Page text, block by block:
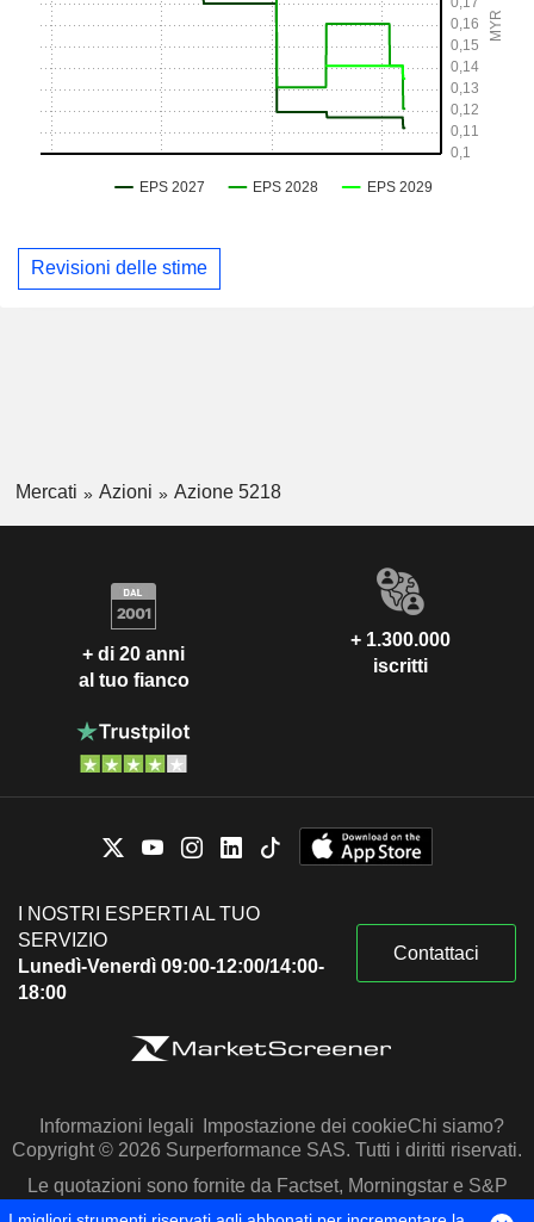
Revisioni delle stime
Mercati Azioni Azione 5218
+ di 20 anni
al tuo fianco
+ 1.300.000
iscritti
I NOSTRI ESPERTI AL TUO
SERVIZIO
Lunedì-Venerdì 09:00-12:00/14:00-
18:00
Contattaci
Informazioni legali Impostazione dei cookieChi siamo?
Copyright © 2026 Surperformance SAS. Tutti i diritti riservati.
Le quotazioni sono fornite da Factset, Morningstar e S&P
Capital IQ